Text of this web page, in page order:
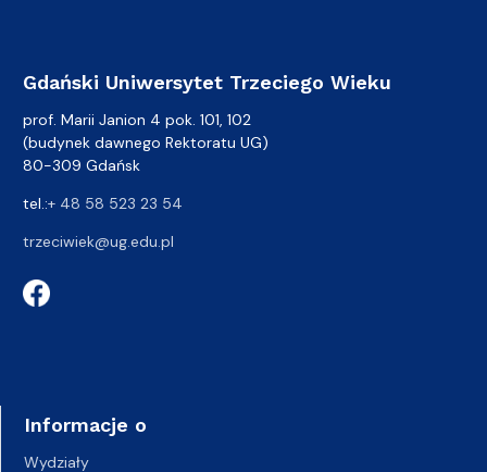
Gdański Uniwersytet Trzeciego Wieku
prof. Marii Janion 4 pok. 101, 102
(budynek dawnego Rektoratu UG)
80-309 Gdańsk
tel.:+ 48 58 523 23 54
trzeciwiek@ug.edu.pl
Informacje o
Wydziały